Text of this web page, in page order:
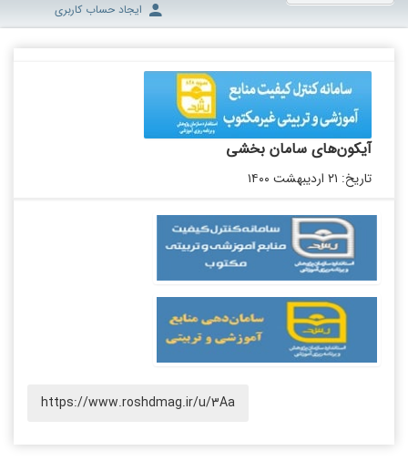
ایجاد حساب کاربری
آیکون‌های سامان بخشی
تاریخ: ۲۱ اردیبهشت ۱۴۰۰
https://www.roshdmag.ir/u/3Aa